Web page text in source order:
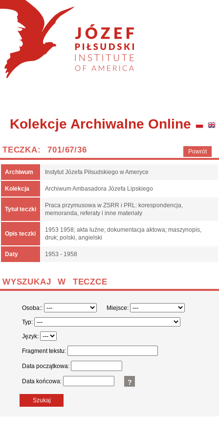
Kolekcje Archiwalne Online
Powrót
TECZKA: 701/67/36
Archiwum Instytut Józefa Piłsudskiego w Ameryce
Kolekcja Archiwum Ambasadora Józefa Lipskiego
Tytuł teczki
Praca przymusowa w ZSRR i PRL: korespondencja,
memoranda, referaty i inne materiały
Opis teczki
1953 1958; akta luźne; dokumentacja aktowa; maszynopis,
druk; polski, angielski
Daty 1953 - 1958
WYSZUKAJ W TECZCE
Osoba:: Miejsce:
Typ:
Język:
Fragment tekstu:
Data początkowa:
Data końcowa: ?
Szukaj